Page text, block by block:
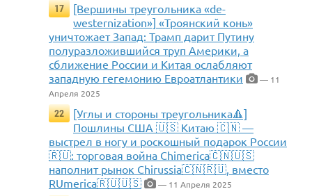
17
[Вершины треугольника «de-
westernization»] «Троянский конь»
уничтожает Запад: Трамп дарит Путину
полуразложившийся труп Америки, а
сближение России и Китая ослабляют
западную гегемонию Евроатлантики
— 11
Апреля 2025
22
[Углы и стороны треугольника🔺]
Пошлины США 🇺🇸 Китаю 🇨🇳 —
выстрел в ногу и роскошный подарок России
🇷🇺: торговая война Chimerica🇨🇳🇺🇸
наполнит рынок Chirussia🇨🇳🇷🇺, вместо
RUmerica🇷🇺🇺🇸
— 11 Апреля 2025